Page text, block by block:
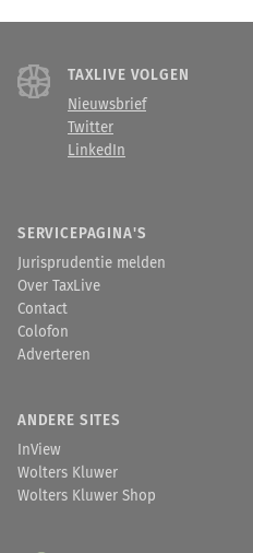
TAXLIVE VOLGEN
Nieuwsbrief
Twitter
LinkedIn
SERVICEPAGINA'S
Jurisprudentie melden
Over TaxLive
Contact
Colofon
Adverteren
ANDERE SITES
InView
Wolters Kluwer
Wolters Kluwer Shop